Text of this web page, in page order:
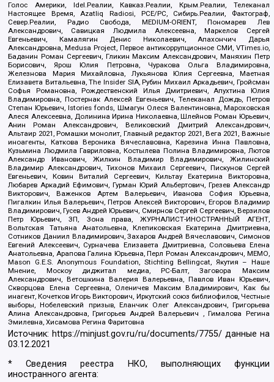
Голос Америки, Idel.Реалии, Кавказ.Реалии, Крым.Реалии, Телеканал
Настоящее Время, Azatliq Radiosi, PCE/PC, Сибирь.Реалии, Фактограф,
Север.Реалии, Радио Свобода, MEDIUM-ORIENT, Пономарев Лев
Александрович, Савицкая Людмила Алексеевна, Маркелов Сергей
Евгеньевич, Камалягин Денис Николаевич, Апахончич Дарья
Александровна, Medusa Project, Первое антикоррупционное СМИ, VTimes.io,
Баданин Роман Сергеевич, Гликин Максим Александрович, Маняхин Петр
Борисович, Ярош Юлия Петровна, Чуракова Ольга Владимировна,
Железнова Мария Михайловна, Лукьянова Юлия Сергеевна, Маетная
Елизавета Витальевна, The Insider SIA, Рубин Михаил Аркадьевич, Гройсман
Софья Романовна, Рождественский Илья Дмитриевич, Апухтина Юлия
Владимировна, Постернак Алексей Евгеньевич, Телеканал Дождь, Петров
Степан Юрьевич, Istories fonds, Шмагун Олеся Валентиновна, Мароховская
Алеся Алексеевна, Долинина Ирина Николаевна, Шлейнов Роман Юрьевич,
Анин Роман Александрович, Великовский Дмитрий Александрович,
Альтаир 2021, Ромашки монолит, Главный редактор 2021, Вега 2021, Важные
иноагенты, Каткова Вероника Вячеславовна, Карезина Инна Павловна,
Кузьмина Людмила Гавриловна, Костылева Полина Владимировна, Лютов
Александр Иванович, Жилкин Владимир Владимирович, Жилинский
Владимир Александрович, Тихонов Михаил Сергеевич, Пискунов Сергей
Евгеньевич, Ковин Виталий Сергеевич, Кильтау Екатерина Викторовна,
Любарев Аркадий Ефимович, Гурман Юрий Альбертович, Грезев Александр
Викторович, Важенков Артем Валерьевич, Иванова София Юрьевна,
Пигалкин Илья Валерьевич, Петров Алексей Викторович, Егоров Владимир
Владимирович, Гусев Андрей Юрьевич, Смирнов Сергей Сергеевич, Верзилов
Петр Юрьевич, ЗП, Зона права, ЖУРНАЛИСТ-ИНОСТРАННЫЙ АГЕНТ,
Вольтская Татьяна Анатольевна, Клепиковская Екатерина Дмитриевна,
Сотников Даниил Владимирович, Захаров Андрей Вячеславович, Симонов
Евгений Алексеевич, Сурначева Елизавета Дмитриевна, Соловьева Елена
Анатольевна, Арапова Галина Юрьевна, Перл Роман Александрович, МЕМО,
Mason G.E.S. Anonymous Foundation, Stichting Bellingcat, Якутия – Наше
Мнение, Москоу диджитал медиа, РС-Балт, Заговора Максим
Александрович, Ветошкина Валерия Валерьевна, Павлов Иван Юрьевич,
Скворцова Елена Сергеевна, Оленичев Максим Владимирович, Как бы
инагент, Кочетков Игорь Викторович, Иркутский союз библиофилов, Честные
выборы, Нобелевский призыв, Еланчик Олег Александрович, Григорьева
Алина Александровна, Григорьев Андрей Валерьевич , Гималова Регина
Эмилевна, Хисамова Регина Фаритовна
Источник:https://minjust.gov.ru/ru/documents/7755/ данные на
03.12.2021
* Сведения реестра НКО, выполняющих функции
иностранного агента: